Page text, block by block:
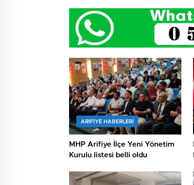
ARIFIYE HABERLERI
MHP Arifiye İlçe Yeni Yönetim
Kurulu listesi belli oldu